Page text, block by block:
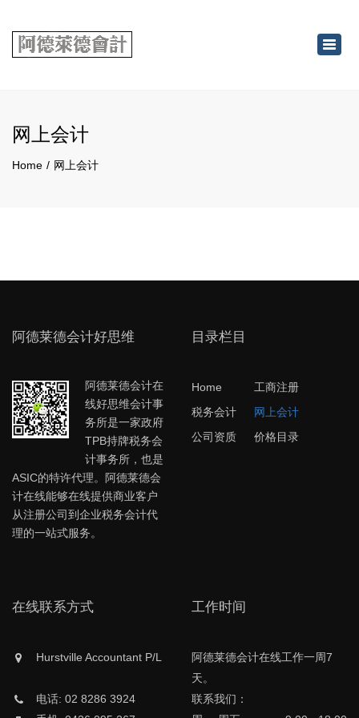
网上会计
Home 网上会计
阿德莱德会计好思维
阿德莱德会计在
线好思维会计事
务所是一家政府
TPB持牌税务会
计事务所，也是
ASIC的特许代理。阿德莱德会
计在线能够在线提供商业客户
从注册公司到企业税务会计代
理的一站式服务。
目录栏目
Home
工商注册
税务会计
网上会计
公司资质
价格目录
在线联系方式
Hurstville Accountant P/L
电话: 02 8286 3924
工作时间
阿德莱德会计在线工作一周7
天。
联系我们：